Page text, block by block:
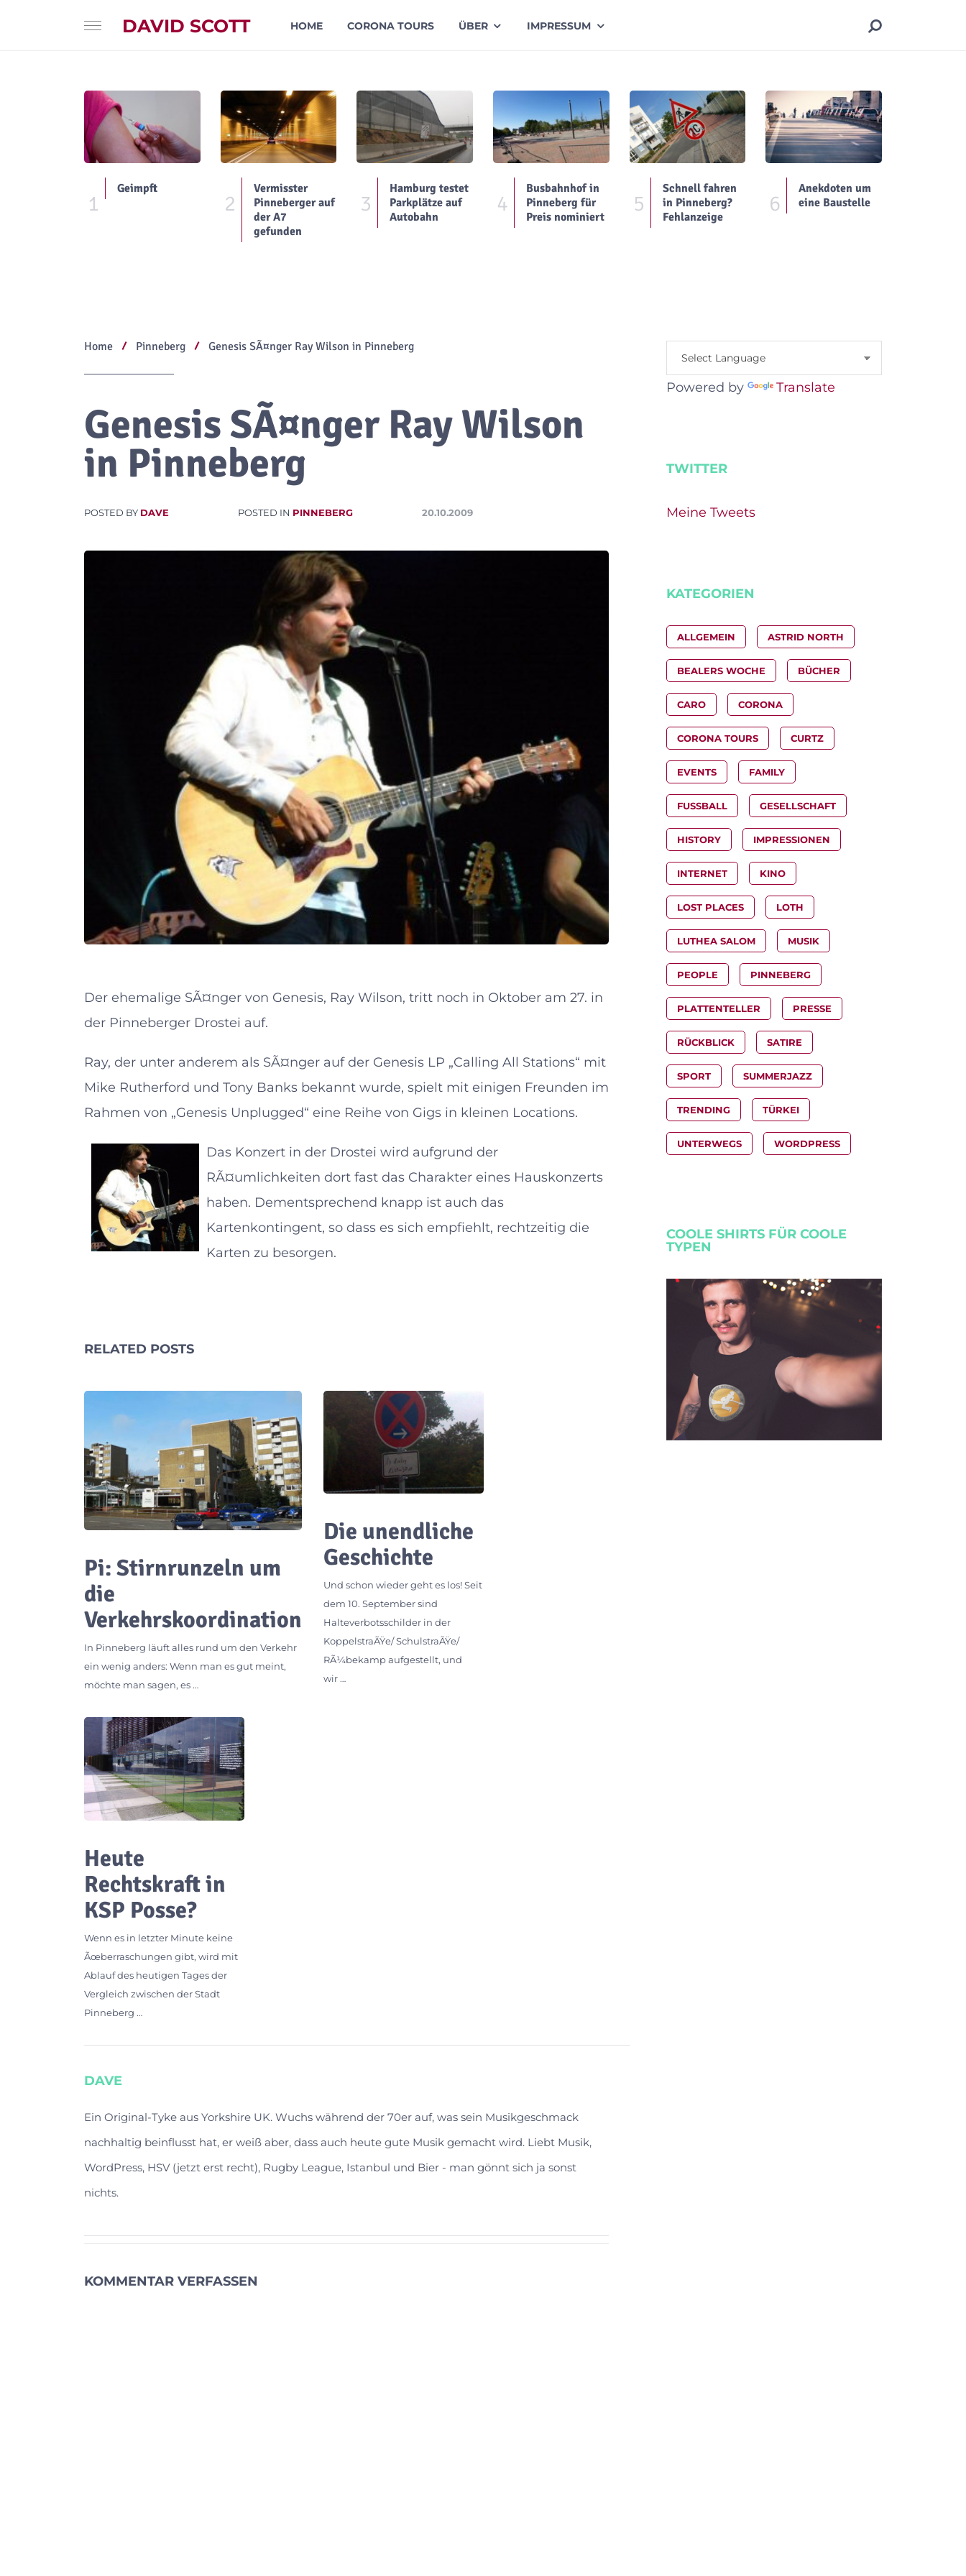
DAVID SCOTT HOME CORONA TOURS ÜBER IMPRESSUM
1
Geimpft
2
Vermisster
Pinneberger auf
der A7
gefunden
3
Hamburg testet
Parkplätze auf
Autobahn
4
Busbahnhof in
Pinneberg für
Preis nominiert
5
Schnell fahren
in Pinneberg?
Fehlanzeige
6
Anekdoten um
eine Baustelle
Home Pinneberg Genesis SÃ¤nger Ray Wilson in Pinneberg
Genesis SÃ¤nger Ray Wilson
in Pinneberg
POSTED BY DAVE POSTED IN PINNEBERG 20.10.2009
Der ehemalige SÃ¤nger von Genesis, Ray Wilson, tritt noch in Oktober am 27. in
der Pinneberger Drostei auf.
Ray, der unter anderem als SÃ¤nger auf der Genesis LP „Calling All Stations“ mit
Mike Rutherford und Tony Banks bekannt wurde, spielt mit einigen Freunden im
Rahmen von „Genesis Unplugged“ eine Reihe von Gigs in kleinen Locations.
Das Konzert in der Drostei wird aufgrund der
RÃ¤umlichkeiten dort fast das Charakter eines Hauskonzerts
haben. Dementsprechend knapp ist auch das
Kartenkontingent, so dass es sich empfiehlt, rechtzeitig die
Karten zu besorgen.
RELATED POSTS
Pi: Stirnrunzeln um
die
Verkehrskoordination
In Pinneberg läuft alles rund um den Verkehr
ein wenig anders: Wenn man es gut meint,
möchte man sagen, es …
Die unendliche
Geschichte
Und schon wieder geht es los! Seit
dem 10. September sind
Halteverbotsschilder in der
KoppelstraÃŸe/ SchulstraÃŸe/
RÃ¼bekamp aufgestellt, und
wir …
Heute
Rechtskraft in
KSP Posse?
Wenn es in letzter Minute keine
Ãœberraschungen gibt, wird mit
Ablauf des heutigen Tages der
Vergleich zwischen der Stadt
Pinneberg …
DAVE
Ein Original-Tyke aus Yorkshire UK. Wuchs während der 70er auf, was sein Musikgeschmack
nachhaltig beinflusst hat, er weiß aber, dass auch heute gute Musik gemacht wird. Liebt Musik,
WordPress, HSV (jetzt erst recht), Rugby League, Istanbul und Bier - man gönnt sich ja sonst
nichts.
KOMMENTAR VERFASSEN
Powered by Translate
TWITTER
Meine Tweets
KATEGORIEN
ALLGEMEIN ASTRID NORTH
BEALERS WOCHE BÜCHER
CARO CORONA
CORONA TOURS CURTZ
EVENTS FAMILY
FUSSBALL GESELLSCHAFT
HISTORY IMPRESSIONEN
INTERNET KINO
LOST PLACES LOTH
LUTHEA SALOM MUSIK
PEOPLE PINNEBERG
PLATTENTELLER PRESSE
RÜCKBLICK SATIRE
SPORT SUMMERJAZZ
TRENDING TÜRKEI
UNTERWEGS WORDPRESS
COOLE SHIRTS FÜR COOLE
TYPEN